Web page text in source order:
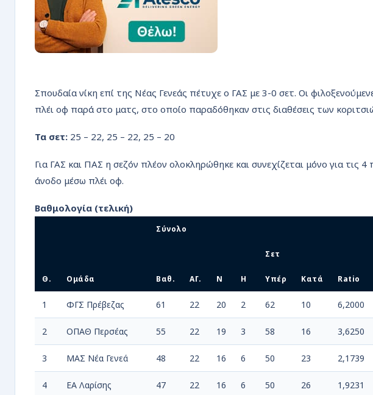
Σπουδαία νίκη επί της Νέας Γενεάς πέτυχε ο ΓΑΣ με 3-0 σετ. Οι
πλέι οφ παρά στο ματς, στο οποίο παραδόθηκαν στις διαθέσεις των
Τα σετ: 25 – 22, 25 – 22, 25 – 20
Για ΓΑΣ και ΠΑΣ η σεζόν πλέον ολοκληρώθηκε και συνεχίζεται μόνο για τις
άνοδο μέσω πλέι οφ.
Βαθμολογία (τελική)
Σύνολο
Σετ
Θ. Ομάδα Βαθ. ΑΓ. Ν Η Υπέρ Κατά Ratio
1 ΦΓΣ Πρέβεζας 61 22 20 2 62 10 6,2000
2 ΟΠΑΘ Περσέας 55 22 19 3 58 16 3,6250
3 ΜΑΣ Νέα Γενεά 48 22 16 6 50 23 2,1739
4 ΕΑ Λαρίσης 47 22 16 6 50 26 1,9231